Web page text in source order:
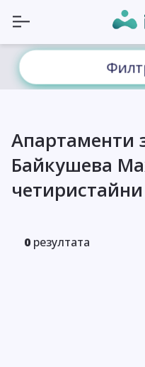
Апартаменти
Байкушева
0 резултата